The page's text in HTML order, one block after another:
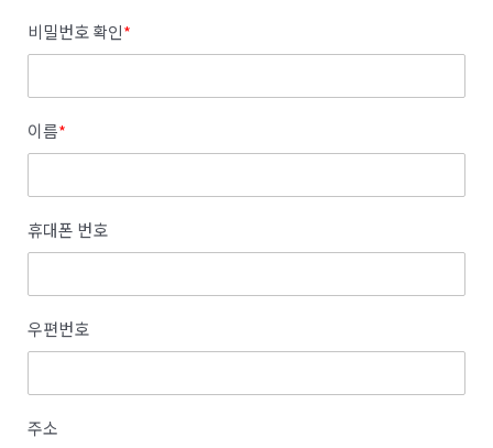
비밀번호 확인*
이름*
휴대폰 번호
우편번호
주소